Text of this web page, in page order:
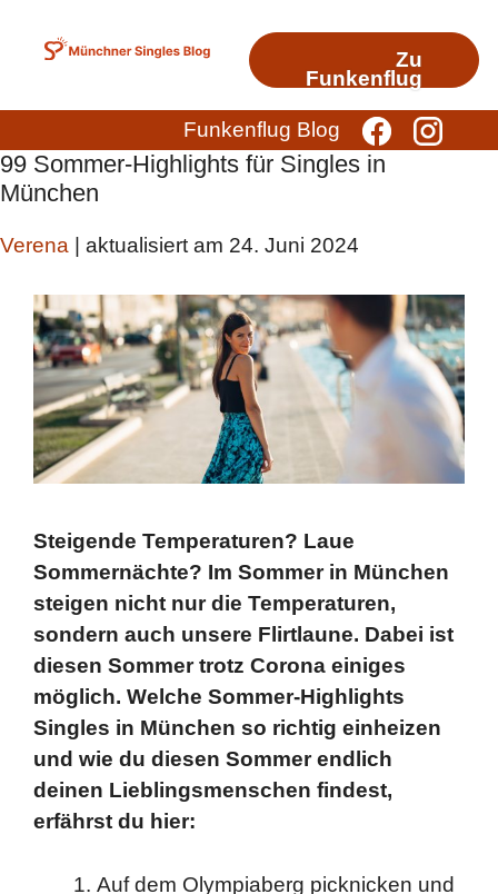
Inhalt
Zu
Funkenflug
Funkenflug Blog
99 Sommer-Highlights für Singles in
München
Verena | aktualisiert am 24. Juni 2024
Steigende Temperaturen? Laue
Sommernächte? Im Sommer in München
steigen nicht nur die Temperaturen,
sondern auch unsere Flirtlaune. Dabei ist
diesen Sommer trotz Corona einiges
möglich. Welche Sommer-Highlights
Singles in München so richtig einheizen
und wie du diesen Sommer endlich
deinen Lieblingsmenschen findest,
erfährst du hier:
Auf dem Olympiaberg picknicken und